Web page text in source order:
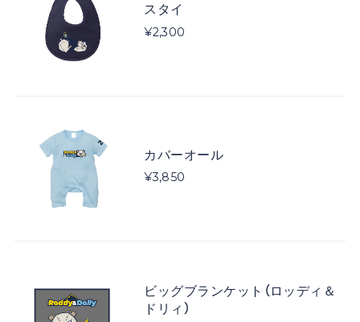
スタイ
¥2,300
カバーオール
¥3,850
ビッグブランケット（ロッディ＆
ドリィ）